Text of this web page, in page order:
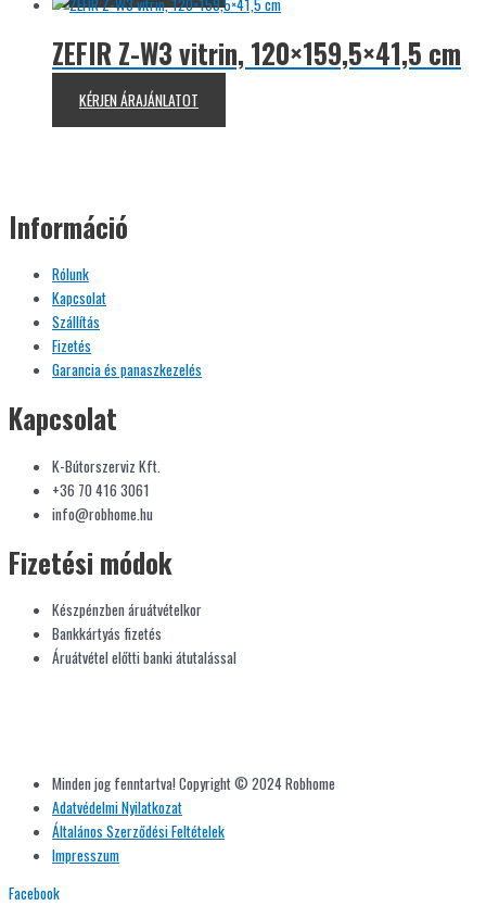
ZEFIR Z-W3 vitrin, 120×159,5×41,5 cm
KÉRJEN ÁRAJÁNLATOT
Információ
Rólunk
Kapcsolat
Szállítás
Fizetés
Garancia és panaszkezelés
Kapcsolat
K-Bútorszerviz Kft.
+36 70 416 3061
info@robhome.hu
Fizetési módok
Készpénzben áruátvételkor
Bankkártyás fizetés
Áruátvétel előtti banki átutalással
Minden jog fenntartva! Copyright © 2024 Robhome
Adatvédelmi Nyilatkozat
Általános Szerződési Feltételek
Impresszum
Facebook